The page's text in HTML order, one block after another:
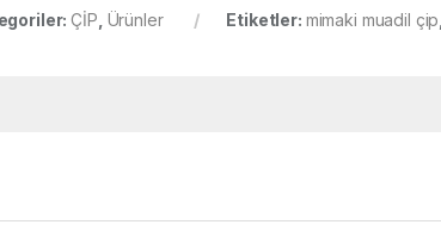
ÇİP Ürünler Etiketler: mimaki muadil çip